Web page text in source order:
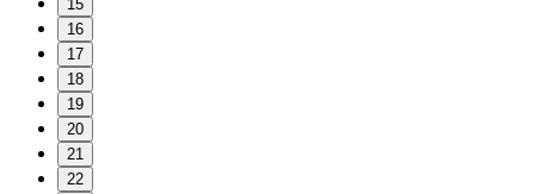
15
16
17
18
19
20
21
22